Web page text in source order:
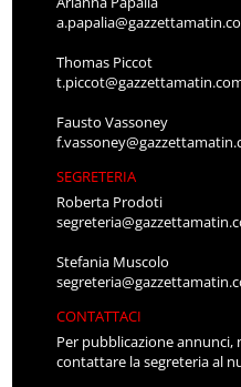
Thomas Piccot
Fausto Vassoney
SEGRETERIA
Roberta Prodoti
Stefania Muscolo
CONTATTACI
Per pubblicazione
contattare la segreteria al